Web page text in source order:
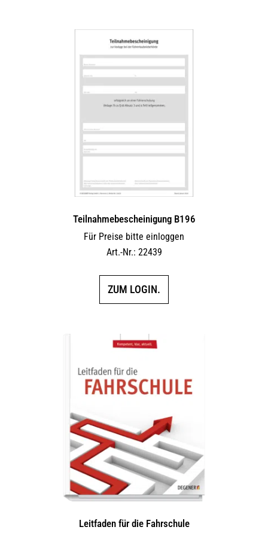
Teilnahmebescheinigung B196
Für Preise bitte einloggen
Art.-Nr.: 22439
ZUM LOGIN.
Leitfaden für die Fahrschule